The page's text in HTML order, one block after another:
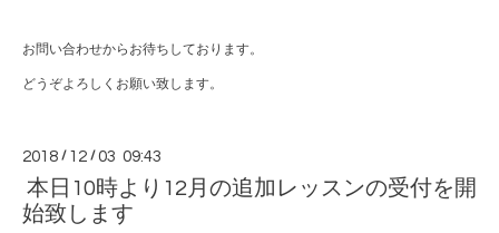
お問い合わせからお待ちしております。
どうぞよろしくお願い致します。
2018 / 12 /03 09:43
本日10時より12月の追加レッスンの受付を開
始致します